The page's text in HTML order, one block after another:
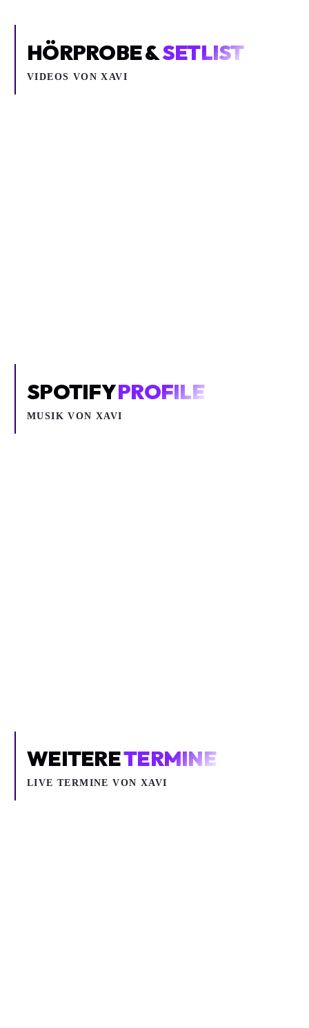
HÖRPROBE &SETLIST
VIDEOS VONXAVI
SPOTIFYPROFILE
MUSIK VONXAVI
WEITERETERMINE
LIVE TERMINE VON XAVI